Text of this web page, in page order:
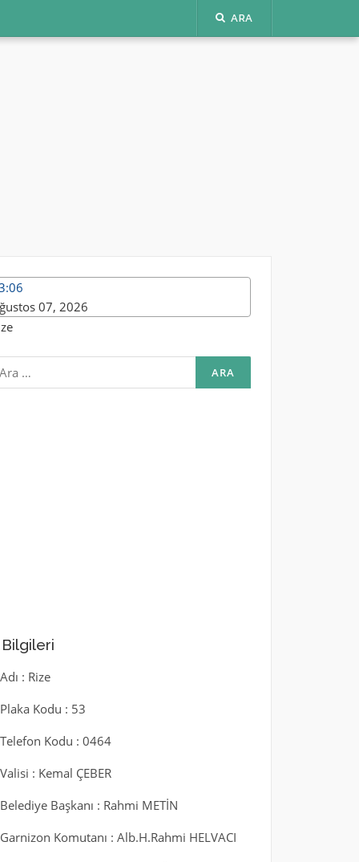
ARA
07, 2026
Bilgileri
: Rize
Kodu : 53
Kodu : 0464
: Kemal ÇEBER
Başkanı : Rahmi METİN
Komutanı : Alb.H.Rahmi HELVACI